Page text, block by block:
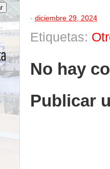
- diciembre 29, 2024
Etiquetas:
No hay
Publicar